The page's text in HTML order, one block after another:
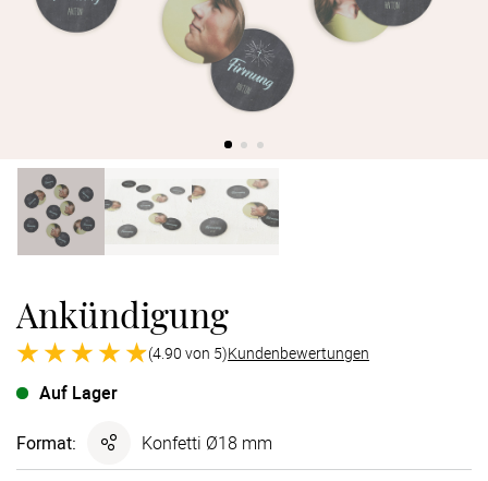
Ankündigung
(4.90 von 5)Kundenbewertungen
Auf Lager
Format: Konfetti Ø18 mm